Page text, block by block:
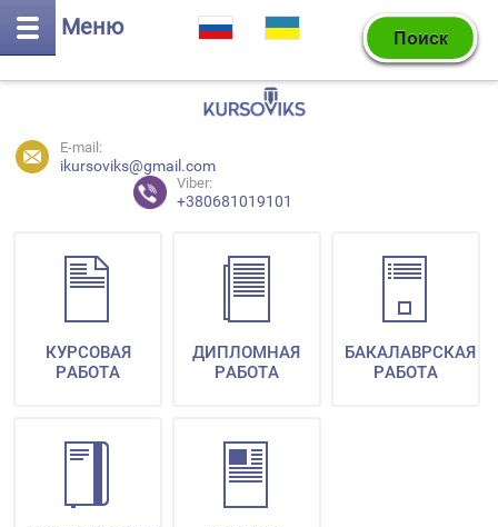
Меню
E-mail:
ikursoviks@gmail.com
Viber:
+380681019101
КУРСОВАЯ
РАБОТА
ДИПЛОМНАЯ
РАБОТА
БАКАЛАВРСКАЯ
РАБОТА